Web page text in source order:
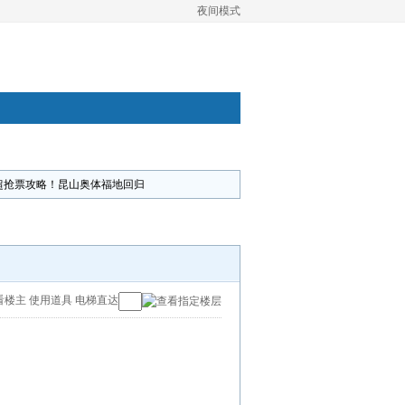
夜间模式
抢票攻略！昆山奥体福地回归
楼主 使用道具 电梯直达